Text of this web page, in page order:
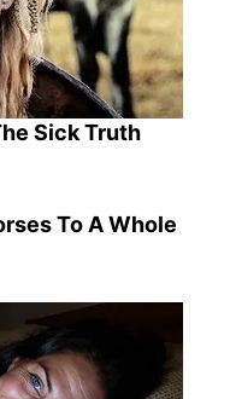
Sick Truth
To A Whole